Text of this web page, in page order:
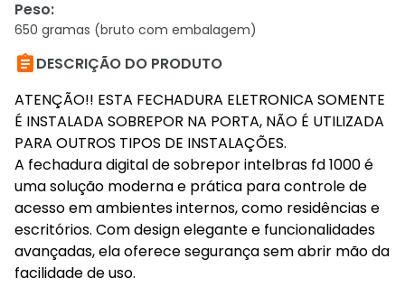
Peso:
650 gramas (bruto com embalagem)
DESCRIÇÃO DO PRODUTO
ATENÇÃO!! ESTA FECHADURA ELETRONICA SOMENTE
É INSTALADA SOBREPOR NA PORTA, NÃO É UTILIZADA
PARA OUTROS TIPOS DE INSTALAÇÕES.
A fechadura digital de sobrepor intelbras fd 1000 é
uma solução moderna e prática para controle de
acesso em ambientes internos, como residências e
escritórios. Com design elegante e funcionalidades
avançadas, ela oferece segurança sem abrir mão da
facilidade de uso.